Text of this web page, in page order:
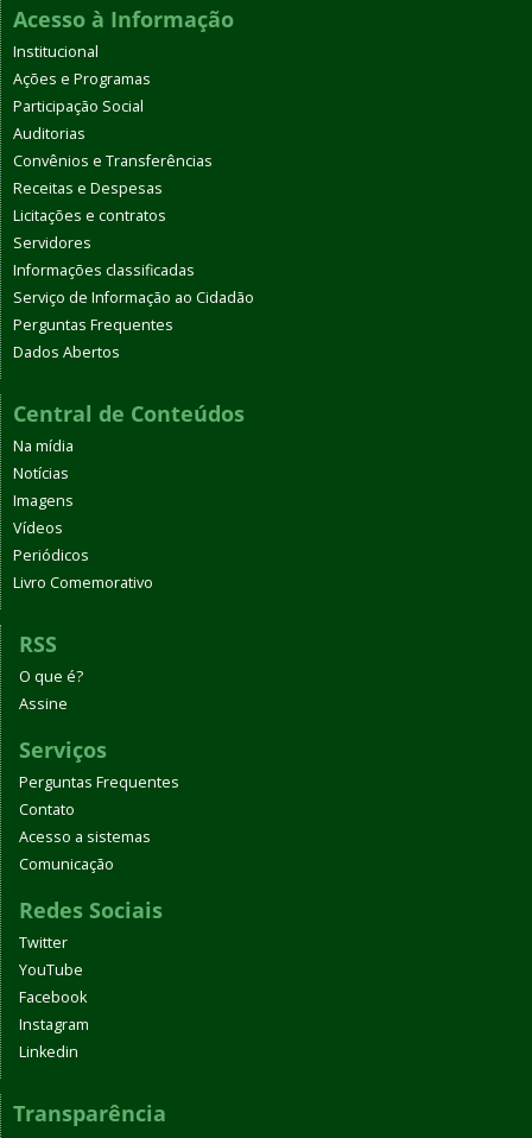
Acesso à Informação
Institucional
Ações e Programas
Participação Social
Auditorias
Convênios e Transferências
Receitas e Despesas
Licitações e contratos
Servidores
Informações classificadas
Serviço de Informação ao Cidadão
Perguntas Frequentes
Dados Abertos
Central de Conteúdos
Na mídia
Notícias
Imagens
Vídeos
Periódicos
Livro Comemorativo
RSS
O que é?
Assine
Serviços
Perguntas Frequentes
Contato
Acesso a sistemas
Comunicação
Redes Sociais
Twitter
YouTube
Facebook
Instagram
Linkedin
Transparência